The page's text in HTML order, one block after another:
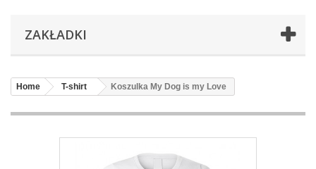
ZAKŁADKI
Home T-shirt Koszulka My Dog is my Love